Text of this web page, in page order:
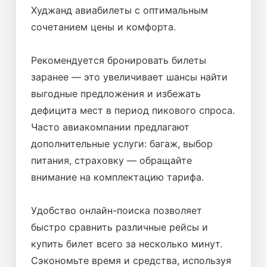
Худжанд авиабилеты с оптимальным
сочетанием цены и комфорта.
Рекомендуется бронировать билеты
заранее — это увеличивает шансы найти
выгодные предложения и избежать
дефицита мест в период пикового спроса.
Часто авиакомпании предлагают
дополнительные услуги: багаж, выбор
питания, страховку — обращайте
внимание на комплектацию тарифа.
Удобство онлайн-поиска позволяет
быстро сравнить различные рейсы и
купить билет всего за несколько минут.
Сэкономьте время и средства, используя